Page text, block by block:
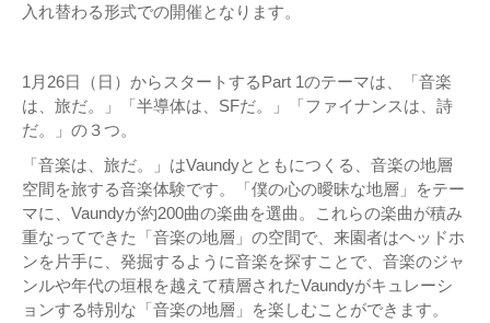
入れ替わる形式での開催となります。
1月26日（日）からスタートするPart 1のテーマは、「音楽
は、旅だ。」「半導体は、SFだ。」「ファイナンスは、詩
だ。」の３つ。
「音楽は、旅だ。」はVaundyとともにつくる、音楽の地層
空間を旅する音楽体験です。「僕の心の曖昧な地層」をテー
マに、Vaundyが約200曲の楽曲を選曲。これらの楽曲が積み
重なってできた「音楽の地層」の空間で、来園者はヘッドホ
ンを片手に、発掘するように音楽を探すことで、音楽のジャ
ンルや年代の垣根を越えて積層されたVaundyがキュレーシ
ョンする特別な「音楽の地層」を楽しむことができます。